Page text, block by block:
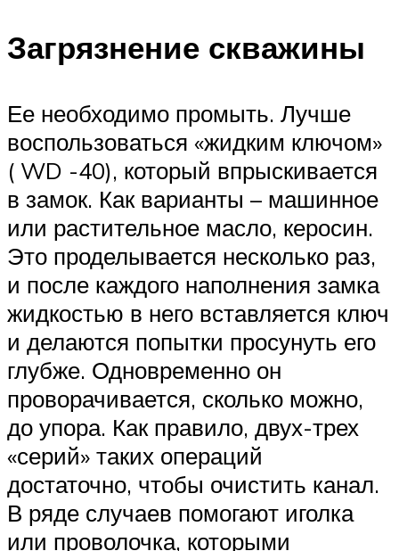
Загрязнение скважины
Ее необходимо промыть. Лучше
воспользоваться «жидким ключом»
( WD -40), который впрыскивается
в замок. Как варианты – машинное
или растительное масло, керосин.
Это проделывается несколько раз,
и после каждого наполнения замка
жидкостью в него вставляется ключ
и делаются попытки просунуть его
глубже. Одновременно он
проворачивается, сколько можно,
до упора. Как правило, двух-трех
«серий» таких операций
достаточно, чтобы очистить канал.
В ряде случаев помогают иголка
или проволочка, которыми